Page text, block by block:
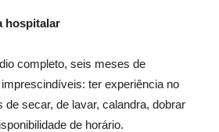
hospitalar
completo, seis meses de
ter experiência no
de secar, de lavar, calandra, dobrar
de horário.